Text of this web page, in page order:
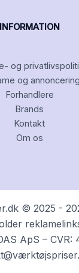
INFORMATION
og
og annoncering
Forhandlere
Brands
Kontakt
Om os
© 2025 -
ApS – CVR: